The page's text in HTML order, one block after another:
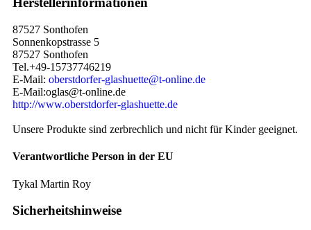
87527 Sonthofen
Sonnenkopstrasse 5
87527 Sonthofen
Tel.+49-15737746219
E-Mail: oberstdorfer-glashuette@t-online.de
E-Mail:oglas@t-online.de
http://www.oberstdorfer-glashuette.de
Unsere Produkte sind zerbrechlich und nicht für Kinder geeignet.
Verantwortliche Person in der EU
Tykal Martin Roy
Sicherheitshinweise